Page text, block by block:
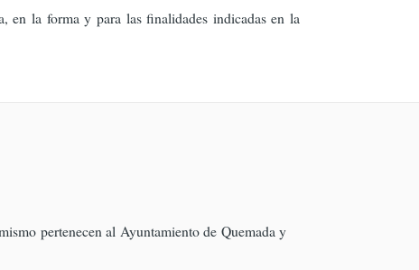
en la forma y para las finalidades indicadas en la
pertenecen al Ayuntamiento de Quemada y